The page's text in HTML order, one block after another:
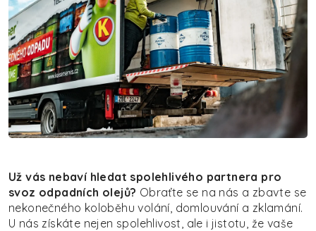
Už vás nebaví hledat spolehlivého partnera pro
svoz odpadních olejů? Obraťte se na nás a zbavte se
nekonečného koloběhu volání, domlouvání a zklamání.
U nás získáte nejen spolehlivost, ale i jistotu, že vaše